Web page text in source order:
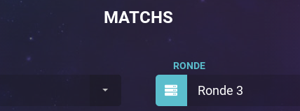
MATCHS
Ronde 3
RONDE